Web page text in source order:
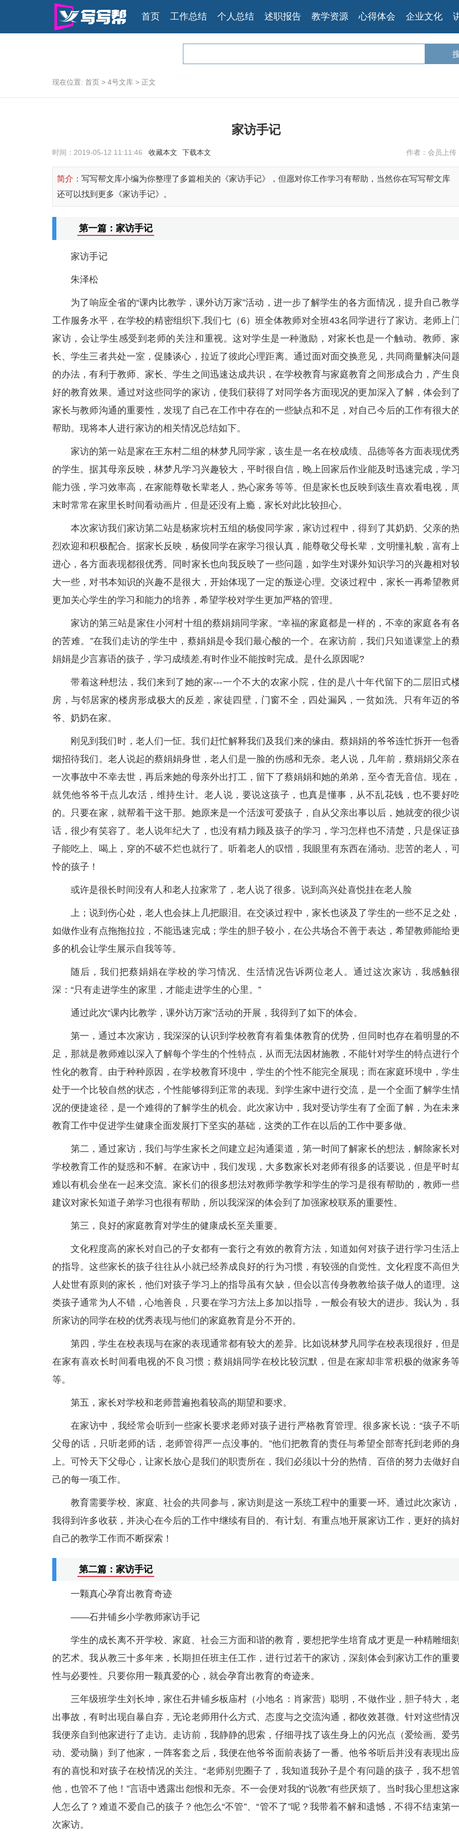
首页 工作总结 个人总结 述职报告 教学资源 心得体会 企业文化
现在位置: 首页 > 4号文库 > 正文
家访手记
时间：2019-05-12 11:11:46 收藏本文 下载本文 作者：会员上传
简介： 写写帮文库小编为你整理了多篇相关的《家访手记》，但愿对你工作学习有帮助，当然你在写写帮文库
还可以找到更多《家访手记》。
第一篇：家访手记
家访手记
朱泽松
为了响应全省的“课内比教学，课外访万家”活动，进一步了解学生的各方面情况，提升自己教
工作服务水平，在学校的精密组织下,我们七（6）班全体教师对全班43名同学进行了家访。老师上门
家访，会让学生感受到老师的关注和重视。这对学生是一种激励，对家长也是一个触动。教师、家
长、学生三者共处一室，促膝谈心，拉近了彼此心理距离。通过面对面交换意见，共同商量解决问
的办法，有利于教师、家长、学生之间迅速达成共识，在学校教育与家庭教育之间形成合力，产生良
好的教育效果。通过对这些同学的家访，使我们获得了对同学各方面现况的更加深入了解，体会到了
家长与教师沟通的重要性，发现了自己在工作中存在的一些缺点和不足，对自己今后的工作有很大
帮助。现将本人进行家访的相关情况总结如下。
家访的第一站是家在王东村二组的林梦凡同学家，该生是一名在校成绩、品德等各方面表现优秀
的学生。据其母亲反映，林梦凡学习兴趣较大，平时很自信，晚上回家后作业能及时迅速完成，学习
能力强，学习效率高，在家能尊敬长辈老人，热心家务等等。但是家长也反映到该生喜欢看电视，周
末时常常在家里长时间看动画片，但是还没有上瘾，家长对此比较担心。
本次家访我们家访第二站是杨家垸村五组的杨俊同学家，家访过程中，得到了其奶奶、父亲的热
烈欢迎和积极配合。据家长反映，杨俊同学在家学习很认真，能尊敬父母长辈，文明懂礼貌，富有
进心，各方面表现都很优秀。同时家长也向我反映了一些问题，如学生对课外知识学习的兴趣相对
大一些，对书本知识的兴趣不是很大，开始体现了一定的叛逆心理。交谈过程中，家长一再希望教
更加关心学生的学习和能力的培养，希望学校对学生更加严格的管理。
家访的第三站是家住小河村十组的蔡娟娟同学家。“幸福的家庭都是一样的，不幸的家庭各有
的苦难。”在我们走访的学生中，蔡娟娟是令我们最心酸的一个。在家访前，我们只知道课堂上的
娟娟是少言寡语的孩子，学习成绩差,有时作业不能按时完成。是什么原因呢?
带着这种想法，我们来到了她的家---一个不大的农家小院，住的是八十年代留下的二层旧式
房，与邻居家的楼房形成极大的反差，家徒四壁，门窗不全，四处漏风，一贫如洗。只有年迈的爷
爷、奶奶在家。
刚见到我们时，老人们一怔。我们赶忙解释我们及我们来的缘由。蔡娟娟的爷爷连忙拆开一包香
烟招待我们。老人说起的蔡娟娟身世，老人们是一脸的伤感和无奈。老人说，几年前，蔡娟娟父亲
一次事故中不幸去世，再后来她的母亲外出打工，留下了蔡娟娟和她的弟弟，至今杳无音信。现在，
就凭他爷爷干点儿农活，维持生计。老人说，要说这孩子，也真是懂事，从不乱花钱，也不要好
的。只要在家，就帮着干这干那。她原来是一个活泼可爱孩子，自从父亲出事以后，她就变的很少
话，很少有笑容了。老人说年纪大了，也没有精力顾及孩子的学习，学习怎样也不清楚，只是保证
子能吃上、喝上，穿的不破不烂也就行了。听着老人的叹惜，我眼里有东西在涌动。悲苦的老人，
怜的孩子！
或许是很长时间没有人和老人拉家常了，老人说了很多。说到高兴处喜悦挂在老人脸
上；说到伤心处，老人也会抹上几把眼泪。在交谈过程中，家长也谈及了学生的一些不足之处，
如做作业有点拖拖拉拉，不能迅速完成；学生的胆子较小，在公共场合不善于表达，希望教师能给
多的机会让学生展示自我等等。
随后，我们把蔡娟娟在学校的学习情况、生活情况告诉两位老人。通过这次家访，我感触很
深：“只有走进学生的家里，才能走进学生的心里。”
通过此次“课内比教学，课外访万家”活动的开展，我得到了如下的体会。
第一，通过本次家访，我深深的认识到学校教育有着集体教育的优势，但同时也存在着明显的不
足，那就是教师难以深入了解每个学生的个性特点，从而无法因材施教，不能针对学生的特点进行
性化的教育。由于种种原因，在学校教育环境中，学生的个性不能完全展现；而在家庭环境中，学生
处于一个比较自然的状态，个性能够得到正常的表现。到学生家中进行交流，是一个全面了解学生
况的便捷途径，是一个难得的了解学生的机会。此次家访中，我对受访学生有了全面了解，为在未
教育工作中促进学生健康全面发展打下坚实的基础，这类的工作在以后的工作中要多做。
第二，通过家访，我们与学生家长之间建立起沟通渠道，第一时间了解家长的想法，解除家长
学校教育工作的疑惑和不解。在家访中，我们发现，大多数家长对老师有很多的话要说，但是平时
难以有机会坐在一起来交流。家长们的很多想法对教师学教学和学生的学习是很有帮助的，教师一
建议对家长知道子弟学习也很有帮助，所以我深深的体会到了加强家校联系的重要性。
第三，良好的家庭教育对学生的健康成长至关重要。
文化程度高的家长对自己的子女都有一套行之有效的教育方法，知道如何对孩子进行学习生活上
的指导。这些家长的孩子往往从小就已经养成良好的行为习惯，有较强的自觉性。文化程度不高但
人处世有原则的家长，他们对孩子学习上的指导虽有欠缺，但会以言传身教教给孩子做人的道理。
类孩子通常为人不错，心地善良，只要在学习方法上多加以指导，一般会有较大的进步。我认为，
所家访的同学在校的优秀表现与他们的家庭教育是分不开的。
第四，学生在校表现与在家的表现通常都有较大的差异。比如说林梦凡同学在校表现很好，但是
在家有喜欢长时间看电视的不良习惯；蔡娟娟同学在校比较沉默，但是在家却非常积极的做家务
等。
第五，家长对学校和老师普遍抱着较高的期望和要求。
在家访中，我经常会听到一些家长要求老师对孩子进行严格教育管理。很多家长说：“孩子不
父母的话，只听老师的话，老师管得严一点没事的。”他们把教育的责任与希望全部寄托到老师的
上。可怜天下父母心，让家长放心是我们的职责所在，我们必须以十分的热情、百倍的努力去做好自
己的每一项工作。
教育需要学校、家庭、社会的共同参与，家访则是这一系统工程中的重要一环。通过此次家访，
我得到许多收获，并决心在今后的工作中继续有目的、有计划、有重点地开展家访工作，更好的搞
自己的教学工作而不断探索！
第二篇：家访手记
一颗真心孕育出教育奇迹
——石井铺乡小学教师家访手记
学生的成长离不开学校、家庭、社会三方面和谐的教育，要想把学生培育成才更是一种精雕细刻
的艺术。我从教三十多年来，长期担任班主任工作，进行过若干的家访，深刻体会到家访工作的重
性与必要性。只要你用一颗真爱的心，就会孕育出教育的奇迹来。
三年级班学生刘长坤，家住石井铺乡板庙村（小地名：肖家营）聪明，不做作业，胆子特大，
出事故，有时出现自暴自弃，无论老师用什么方式、态度与之交流沟通，都收效甚微。针对这些情
我便亲自到他家进行了走访。走访前，我静静的思索，仔细寻找了该生身上的闪光点（爱绘画、爱
动、爱动脑）到了他家，一阵客套之后，我便在他爷爷面前表扬了一番。他爷爷听后并没有表现出
有的喜悦和对孩子在校情况的关注。“老师别兜圈子了，我知道我孙子是个有问题的孩子，我不想
他，也管不了他！”言语中透露出怨恨和无奈。不一会便对我的“说教”有些厌烦了。当时我心里想这家
人怎么了？难道不爱自己的孩子？他怎么“不管”、“管不了”呢？我带着不解和遗憾，不得不结束第一
次家访。